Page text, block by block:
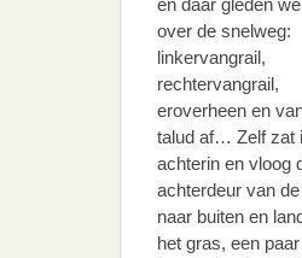
en daar gleden
over de snelweg:
linkervangrail,
rechtervangrail,
eroverheen en
talud af… Zelf zat
achterin en vloog
achterdeur van
naar buiten en
het gras, een